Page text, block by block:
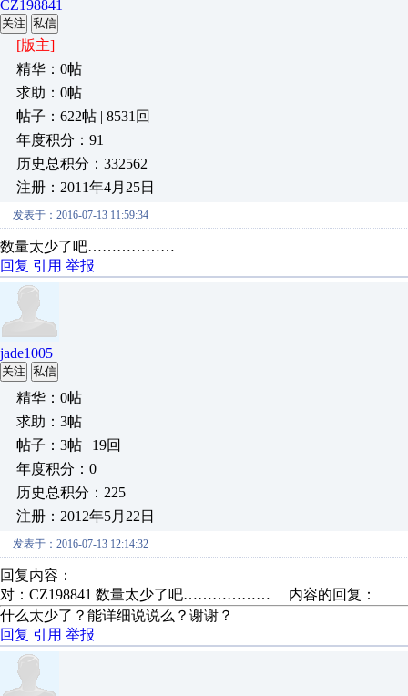
CZ198841
关注 私信
[版主]
精华：0帖
求助：0帖
帖子：622帖 | 8531回
年度积分：91
历史总积分：332562
注册：2011年4月25日
发表于：2016-07-13 11:59:34
数量太少了吧………………
回复 引用 举报
jade1005
关注 私信
精华：0帖
求助：3帖
帖子：3帖 | 19回
年度积分：0
历史总积分：225
注册：2012年5月22日
发表于：2016-07-13 12:14:32
回复内容：
对：CZ198841 数量太少了吧……………… 内容的回复：
什么太少了？能详细说说么？谢谢？
回复 引用 举报